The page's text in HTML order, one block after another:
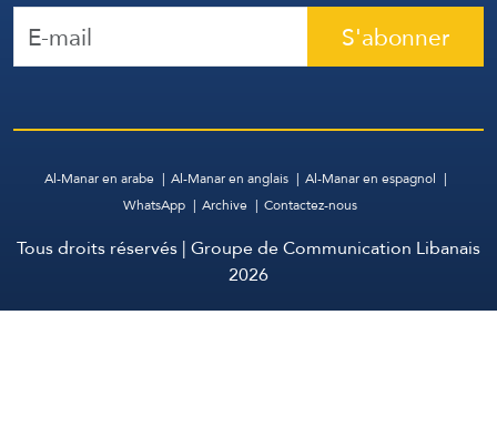
S'abonner
Al-Manar en arabe Al-Manar en anglais
Al-Manar en espagnol
WhatsApp
Archive Contactez-nous
Tous droits réservés | Groupe de Communication Libanais
2026